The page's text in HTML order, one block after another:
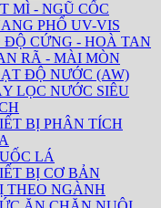
MÌ - NGŨ CỐC
PHỔ UV-VIS
ĐỘ CỨNG - HOÀ TAN
RÃ - MÀI MÒN
ĐỘ NƯỚC (AW)
LỌC NƯỚC SIÊU
BỊ PHÂN TÍCH
LÁ
BỊ CƠ BẢN
THEO NGÀNH